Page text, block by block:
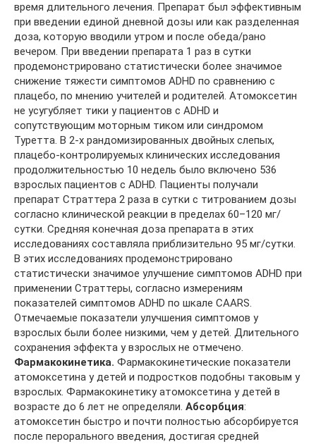
время длительного лечения. Препарат был эффективным
при введении единой дневной дозы или как разделенная
доза, которую вводили утром и после обеда/рано
вечером. При введении препарата 1 раз в сутки
продемонстрировано статистически более значимое
снижение тяжести симптомов ADHD по сравнению с
плацебо, по мнению учителей и родителей. Атомоксетин
не усугубляет тики у пациентов с ADHD и
сопутствующим моторным тиком или синдромом
Туретта. В 2-х рандомизированных двойных слепых,
плацебо-контролируемых клинических исследования
продолжительностью 10 недель было включено 536
взрослых пациентов с ADHD. Пациенты получали
препарат Страттера 2 раза в сутки с титрованием дозы
согласно клинической реакции в пределах 60–120 мг/
сутки. Средняя конечная доза препарата в этих
исследованиях составляла приблизительно 95 мг/сутки.
В этих исследованиях продемонстрировано
статистически значимое улучшение симптомов ADHD при
применении Страттеры, согласно измерениям
показателей симптомов ADHD по шкале CAARS.
Отмечаемые показатели улучшения симптомов у
взрослых были более низкими, чем у детей. Длительного
сохранения эффекта у взрослых не отмечено.
Фармакокинетика. Фармакокинетические показатели
атомоксетина у детей и подростков подобны таковым у
взрослых. Фармакокинетику атомоксетина у детей в
возрасте до 6 лет не определяли. Абсорбция:
атомоксетин быстро и почти полностью абсорбируется
после перорального введения, достигая средней